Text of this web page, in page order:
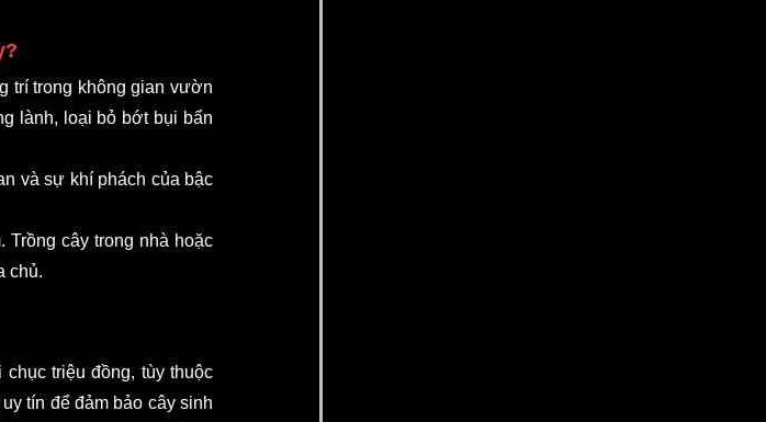
trí trong không gian vườn
lành, loại bỏ bớt bụi bẩn
và sự khí phách của bậc
cây trong nhà hoặc
chủ.
triệu đồng, tùy thuộc
tín để đảm bảo cây sinh